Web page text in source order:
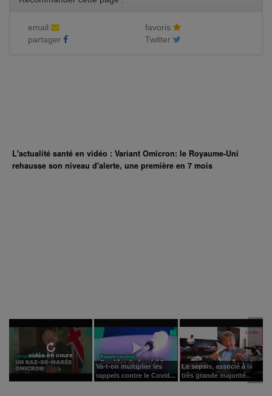
email
favoris
partager
Twitter
L'actualité santé en vidéo : Variant Omicron: le Royaume-Uni
rehausse son niveau d'alerte, une première en 7 mois
vidéo en cours
Va-t-on multiplier les
rappels contre le Covid...
Le sepsis, associé à la
très grande majorité...